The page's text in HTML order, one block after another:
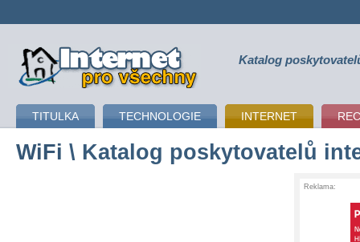
připojení k internetu Katalog
TITULKA TECHNOLOGIE INTERNET
WiFi \ Katalog poskytovatelů
Reklama: